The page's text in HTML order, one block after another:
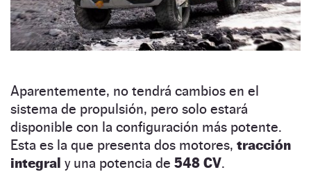
Aparentemente, no tendrá cambios en el
sistema de propulsión, pero solo estará
disponible con la configuración más potente.
Esta es la que presenta dos motores, tracción
integral y una potencia de 548 CV.